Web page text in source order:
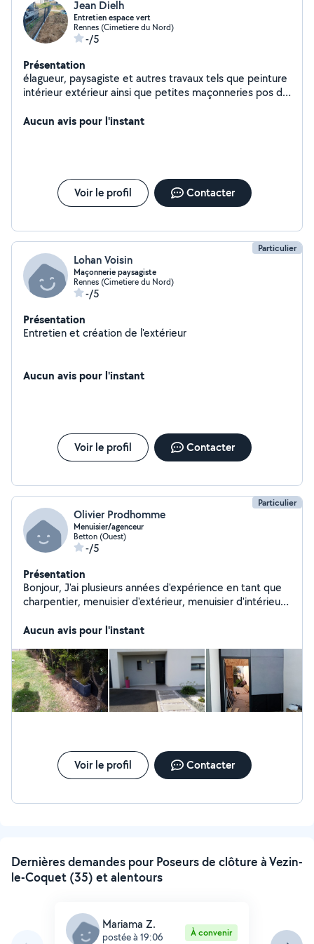
Jean Dielh
Entretien espace vert
Rennes (Cimetiere du Nord)
-/5
Présentation
élagueur, paysagiste et autres travaux tels que peinture
intérieur extérieur ainsi que petites maçonneries pos de
Aucun avis pour l'instant
Voir le profil Contacter
Particulier
Lohan Voisin
Maçonnerie paysagiste
Rennes (Cimetiere du Nord)
-/5
Présentation
Entretien et création de l'extérieur
Aucun avis pour l'instant
Voir le profil Contacter
Particulier
Olivier Prodhomme
Menuisier/agenceur
Betton (Ouest)
-/5
Présentation
Bonjour, J'ai plusieurs années d'expérience en tant que
charpentier, menuisier d'extérieur, menuisier d'intérieur
plaisir de vous satisfaire dans votre projet.
Aucun avis pour l'instant
Voir le profil Contacter
Dernières demandes pour Poseurs de clôture à Vezin-
le-Coquet (35) et alentours
Mariama Z.
postée à 19:06 À convenir